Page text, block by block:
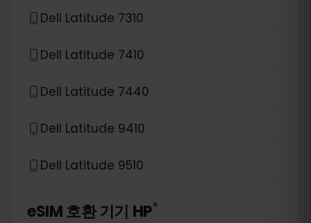
Dell Latitude 7310
Dell Latitude 7410
Dell Latitude 7440
Dell Latitude 9410
Dell Latitude 9510
eSIM 호환 기기 HP*